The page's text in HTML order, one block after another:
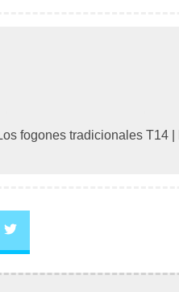
fogones tradicionales T14